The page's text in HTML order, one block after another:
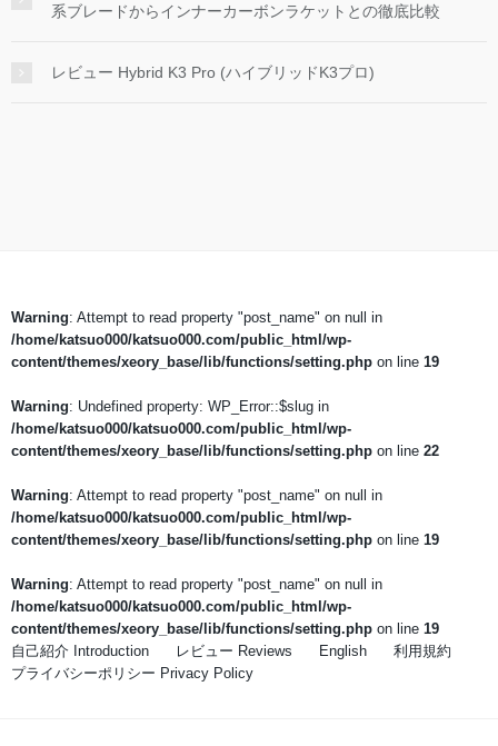
系ブレードからインナーカーボンラケットとの徹底比較
レビュー Hybrid K3 Pro (ハイブリッドK3プロ)
Warning: Attempt to read property "post_name" on null in
/home/katsuo000/katsuo000.com/public_html/wp-
content/themes/xeory_base/lib/functions/setting.php on line 19
Warning: Undefined property: WP_Error::$slug in
/home/katsuo000/katsuo000.com/public_html/wp-
content/themes/xeory_base/lib/functions/setting.php on line 22
Warning: Attempt to read property "post_name" on null in
/home/katsuo000/katsuo000.com/public_html/wp-
content/themes/xeory_base/lib/functions/setting.php on line 19
Warning: Attempt to read property "post_name" on null in
/home/katsuo000/katsuo000.com/public_html/wp-
content/themes/xeory_base/lib/functions/setting.php on line 19
自己紹介 Introduction
レビュー Reviews English
利用規約
プライバシーポリシー Privacy Policy